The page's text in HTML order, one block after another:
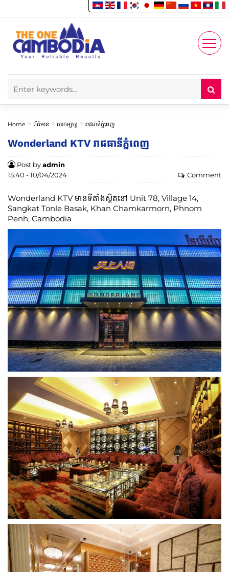
Account
Enjoy
Home ព័ត៌មាន ការកម្សាន្ត រាជធានីភ្នំពេញ
Wonderland KTV រាជធានីភ្នំពេញ
Post byadmin
15:40 - 10/04/2024
Comment
Wonderland KTV មានទីតាំងស្ថិតនៅ Unit 78, Village 14,
Sangkat Tonle Basak, Khan Chamkarmorn, Phnom
Penh, Cambodia